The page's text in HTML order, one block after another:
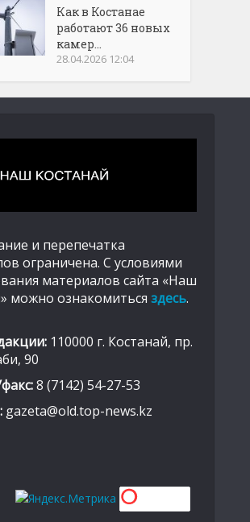
Как в Костанае
работают 36 новых
камер...
28.04.2026 12:04
и перепечатка
ограничена. С условиями
материалов сайта «Наш
можно ознакомиться здесь.
110000 г. Костанай, пр.
90
8 (7142) 54-27-53
gazeta@old.top-news.kz